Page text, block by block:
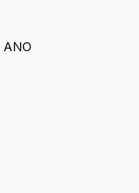
ANO